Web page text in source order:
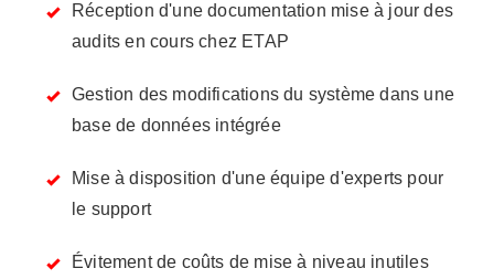
Réception d'une documentation mise à jour des
audits en cours chez ETAP
Gestion des modifications du système dans une
base de données intégrée
Mise à disposition d'une équipe d'experts pour
le support
Évitement de coûts de mise à niveau inutiles